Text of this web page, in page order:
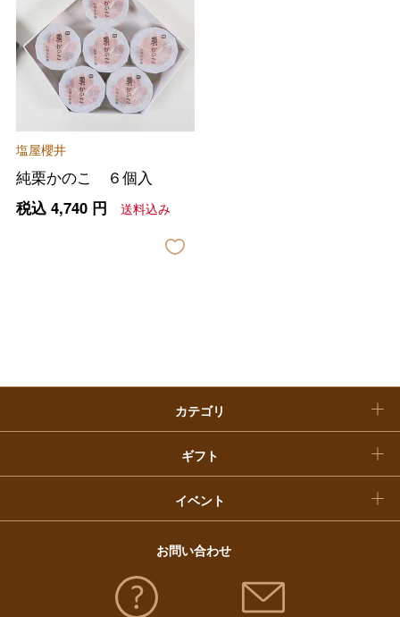
塩屋櫻井
純栗かのこ ６個入
税込 4,740円 送料込み
カテゴリ
フード＆スイーツ
ビューティー
ファッション
ホーム＆インテリア
ベビー＆キッズ
ギフト
大丸・松坂屋のギフト
出産内祝い
お香典返し
イベント
バレンタインチョコレート
ホワイトデー
敬老の日
福袋
お問い合わせ